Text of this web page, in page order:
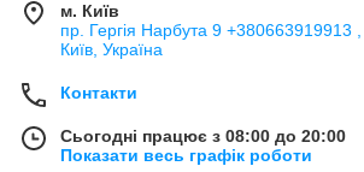
м. Київ
пр. Гергія Нарбута 9 +380663919913
Київ, Україна
Контакти
Сьогодні працює з 08:00 до 20:00
Показати весь графік роботи